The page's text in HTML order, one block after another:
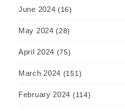
June 2024 (16)
May 2024 (28)
April 2024 (75)
March 2024 (151)
February 2024 (114)